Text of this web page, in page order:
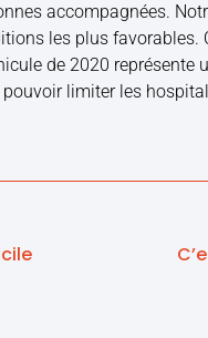
accompagnées.
les plus favorables.
de 2020 représente
limiter les